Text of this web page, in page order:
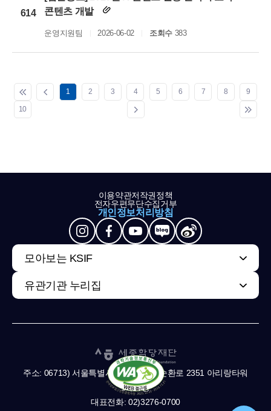
614
콘텐츠 개발
운영지원팀 2026-06-02 조회수383
1 2 3 4 5 6 7 8 9
10
이용약관저작권정책
전자우편무단수집거부
개인정보처리방침
모아보는 KSIF
유관기관 누리집
주소: 06713) 서울특별시 서초구 남부순환로 2351 아리랑타워
11,13층
대표전화: 02)3276-0700